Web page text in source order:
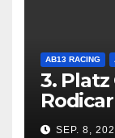
AB13 RACING
3. Platz
Rodicar
SEP. 8,